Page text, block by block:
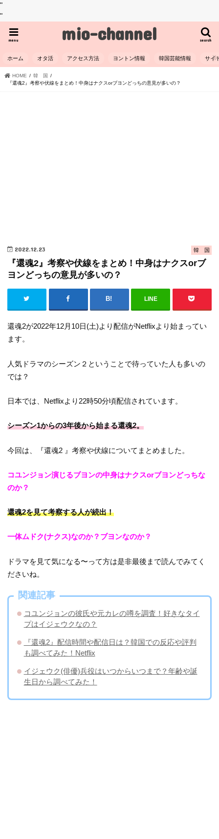
"
"
mio-channel search
menu
ホーム オタ活 アクセス方法 ヨントン情報 韓国芸能情報 サイ
HOME
韓 国
『還魂2』考察や伏線をまとめ！中身はナクスorブヨンどっちの意見が多いの？
韓 国
2022.12.23
『還魂2』考察や伏線をまとめ！中身はナクスorブ
ヨンどっちの意見が多いの？
LINE
還魂2が2022年12月10日(土)より配信がNetflixより始まってい
ます。
人気ドラマのシーズン２ということで待っていた人も多いの
では？
日本では、Netflixより22時50分頃配信されています。
シーズン1からの3年後から始まる還魂2。
今回は、『還魂2 』考察や伏線についてまとめました。
コユンジョン演じるブヨンの中身はナクスorブヨンどっちな
のか？
還魂2を見て考察する人が続出！
一体ムドク(ナクス)なのか？ブヨンなのか？
ドラマを見て気になる〜って方は是非最後まで読んでみてく
ださいね。
関連記事
コユンジョンの彼氏や元カレの噂を調査！好きなタイ
プはイジェウクなの？
『還魂2』配信時間や配信日は？韓国での反応や評判
も調べてみた！Netflix
イジェウク(俳優)兵役はいつからいつまで？年齢や誕
生日から調べてみた！